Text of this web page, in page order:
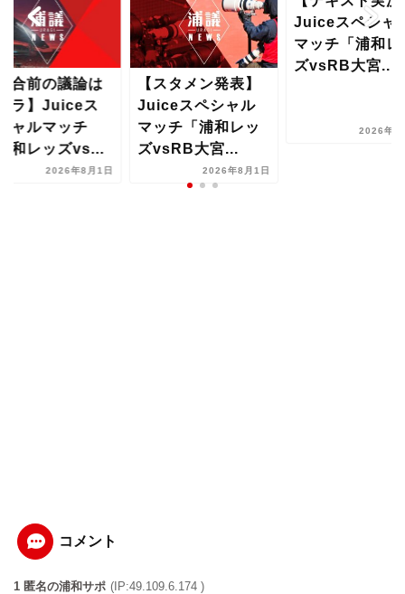
合前の議論は
ラ】Juiceス
ャルマッチ
和レッズvs...
2026年8月1日
【スタメン発表】
Juiceスペシャル
マッチ「浦和レッ
ズvsRB大宮...
2026年8月1日
Juiceスペシャ
マッチ「浦和レ
ズvsRB大宮...
2026年8
コメント
1 匿名の浦和サポ (IP:49.109.6.174 )